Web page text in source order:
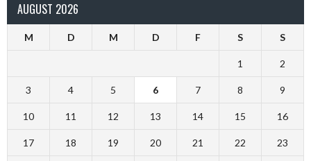
AUGUST 2026
M D M D F S S
1 2
3 4 5 6 7 8 9
10 11 12 13 14 15 16
17 18 19 20 21 22 23